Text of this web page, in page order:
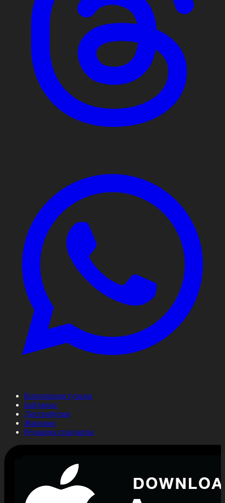
Корпорация туралы
Байланыс
Дистрибуция
Жарнама
Редакция стандарты